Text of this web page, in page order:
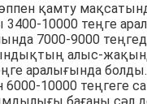
қамту
10000 теңге
7000-9000
алыс-
аралығында болды.
10000 теңгеге